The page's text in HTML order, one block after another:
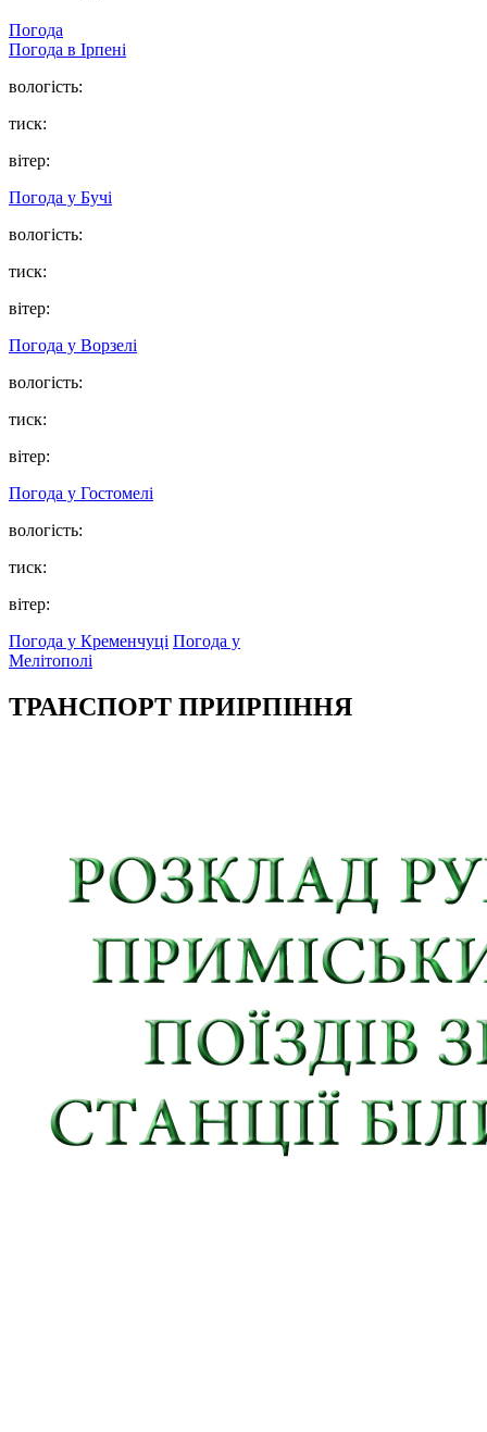
Погода
Погода в Ірпені
вологість:
тиск:
вітер:
Погода у Бучі
вологість:
тиск:
вітер:
Погода у Ворзелі
вологість:
тиск:
вітер:
Погода у Гостомелі
вологість:
тиск:
вітер:
Погода у Кременчуці Погода у
Мелітополі
ТРАНСПОРТ ПРИІРПІННЯ